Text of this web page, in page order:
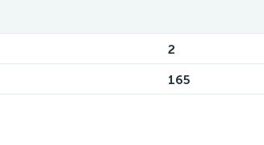
2
165